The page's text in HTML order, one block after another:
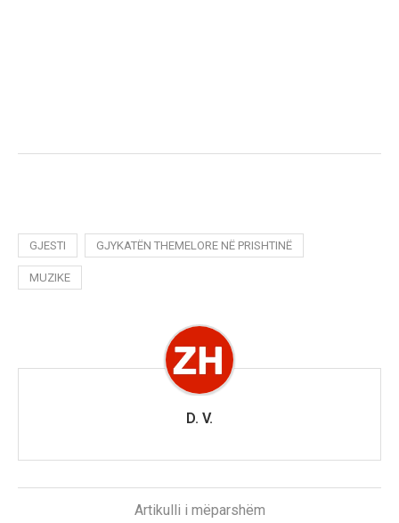
GJESTI GJYKATËN THEMELORE NË PRISHTINË
MUZIKE
D. V.
Artikulli i mëparshëm